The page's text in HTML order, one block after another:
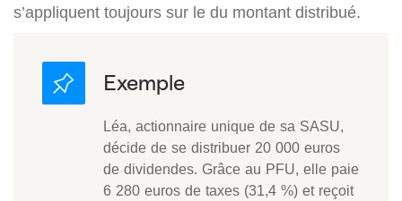
s’appliquent toujours sur le du montant distribué.
Léa, actionnaire unique de sa SASU,
décide de se distribuer 20 000 euros
de dividendes. Grâce au PFU, elle paie
6 280 euros de taxes (31,4 %) et reçoit